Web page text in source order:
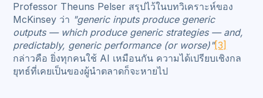
Professor Theuns Pelser สรุปไว้ในบทวิเคราะห์ของ
McKinsey ว่า "generic inputs produce generic
outputs — which produce generic strategies — and,
predictably, generic performance (or worse)"[3]
กล่าวคือ ยิ่งทุกคนใช้ AI เหมือนกัน ความได้เปรียบเชิงกล
ยุทธ์ที่เคยเป็นของผู้นำตลาดก็จะหายไป